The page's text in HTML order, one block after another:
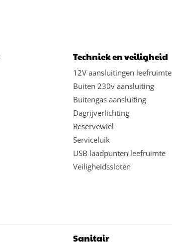
Techniek en veiligheid
12V aansluitingen leefruimte
Buiten 230v aansluiting
Buitengas aansluiting
Dagrijverlichting
Reservewiel
Serviceluik
USB laadpunten leefruimte
Veiligheidssloten
Sanitair